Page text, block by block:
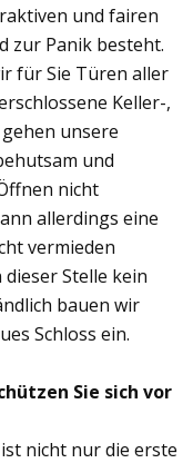
und fairen
zur Panik besteht.
für Sie Türen aller
Keller-,
unsere
und
nicht
allerdings eine
vermieden
Stelle kein
bauen wir
Schloss ein.
Sie sich vor
nicht nur die erste